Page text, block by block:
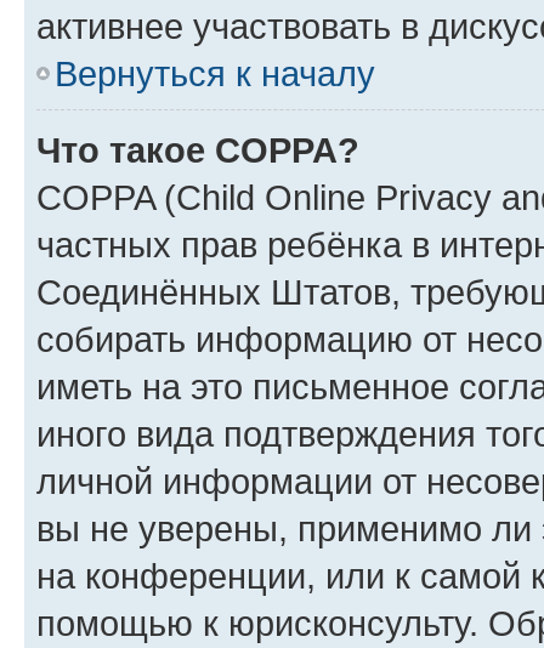
активнее участвовать в
Вернуться к началу
Что такое COPPA?
COPPA (Child Online Privacy
частных прав ребёнка в
Соединённых Штатов,
собирать информацию от
иметь на это письменное
иного вида подтверждения
личной информации от
вы не уверены, применимо ли
на конференции, или к самой
помощью к юрисконсульту.